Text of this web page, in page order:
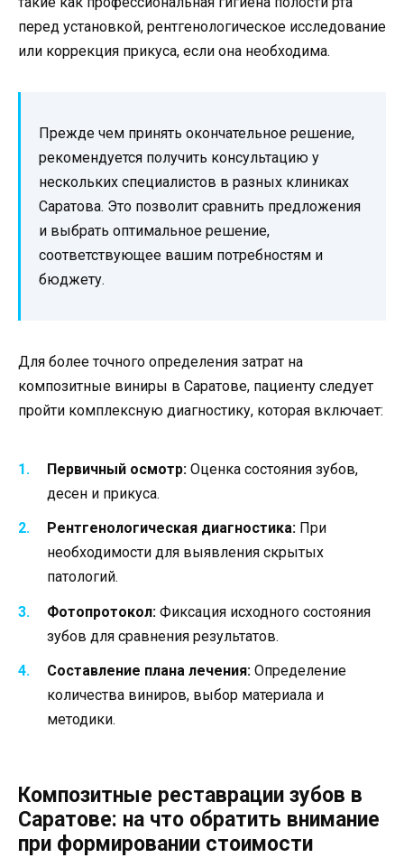
перед установкой, рентгенологическое исследование
или коррекция прикуса, если она необходима.
Прежде чем принять окончательное решение,
рекомендуется получить консультацию у
нескольких специалистов в разных клиниках
Саратова. Это позволит сравнить предложения
и выбрать оптимальное решение,
соответствующее вашим потребностям и
бюджету.
Для более точного определения затрат на
композитные виниры в Саратове, пациенту следует
пройти комплексную диагностику, которая включает:
Первичный осмотр: Оценка состояния зубов,
десен и прикуса.
Рентгенологическая диагностика: При
необходимости для выявления скрытых
патологий.
Фотопротокол: Фиксация исходного состояния
зубов для сравнения результатов.
Составление плана лечения: Определение
количества виниров, выбор материала и
методики.
Композитные реставрации зубов в
Саратове: на что обратить внимание
при формировании стоимости